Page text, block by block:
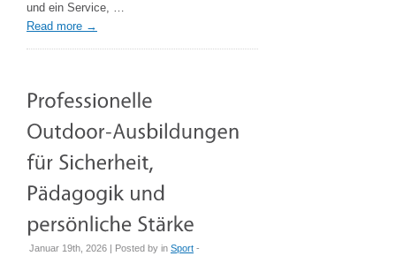
und ein Service, …
Read more →
Januar 19th, 2026 | Posted by in Sport -